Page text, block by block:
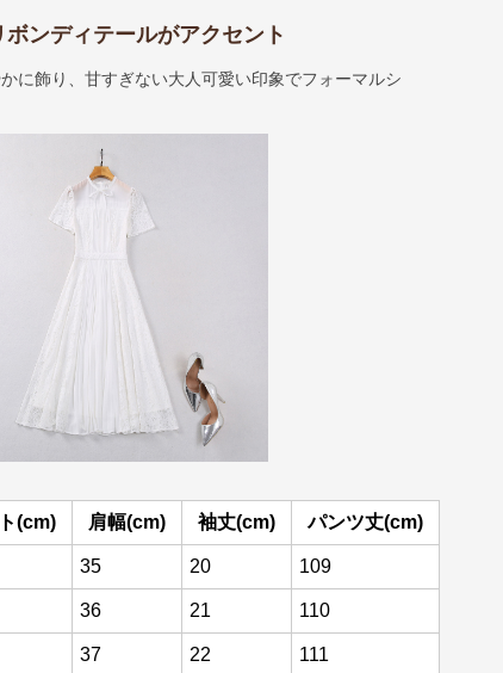
ボンディテールがアクセント
に飾り、甘すぎない大人可愛い印象でフォーマルシ
(cm) 肩幅(cm) 袖丈(cm) パンツ丈(cm)
35 20 109
36 21 110
37 22 111